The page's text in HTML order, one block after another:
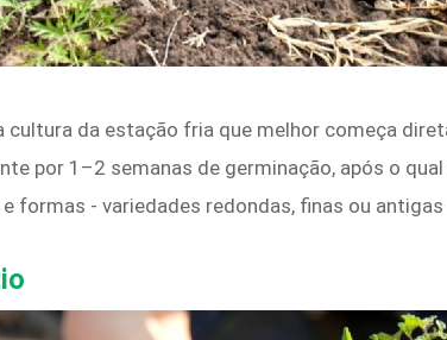
cultura da estação fria que melhor começa
por 1–2 semanas de germinação, após o
formas - variedades redondas, finas ou